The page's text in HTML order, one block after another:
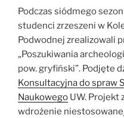
Podczas siódmego
studenci zrzeszeni w
Podwodnej zrealizowali
„Poszukiwania
pow. gryfiński”. Podjęte
Konsultacyjna do spraw
Naukowego UW. Projekt
wdrożenie